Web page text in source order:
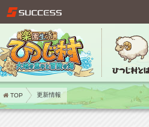
TOP 更新情報